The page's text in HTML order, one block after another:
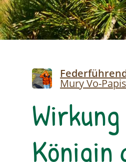
Image
Mury Vo-
Königin